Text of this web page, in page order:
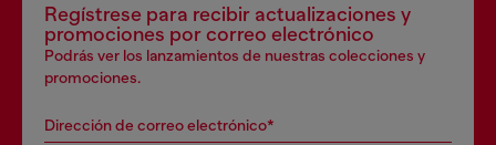
Regístrese para recibir actualizaciones y
promociones por correo electrónico
Podrás ver los lanzamientos de nuestras colecciones y
promociones.
Dirección de correo electrónico*